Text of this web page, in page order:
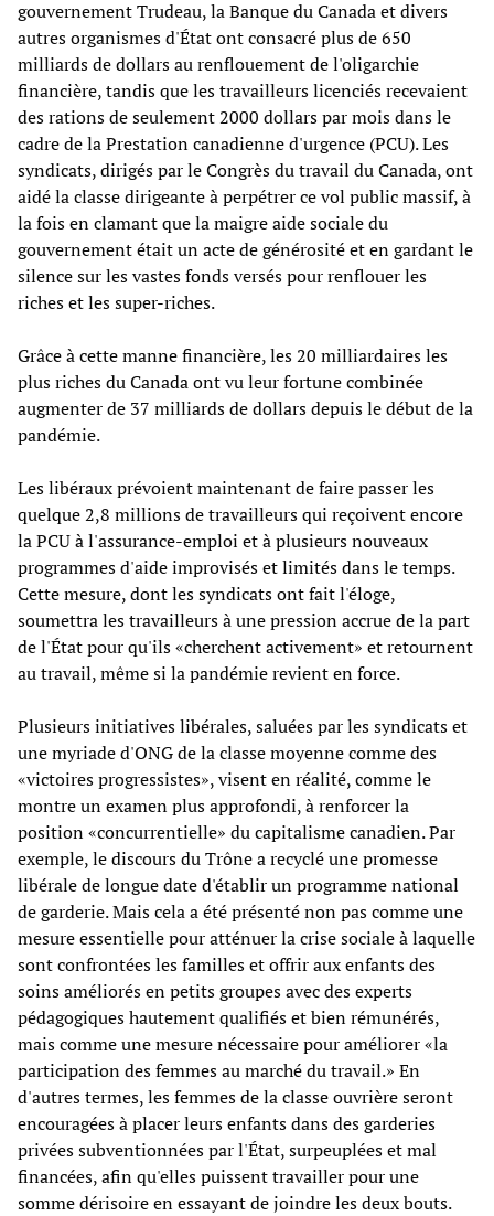
gouvernement Trudeau, la Banque du Canada et divers
autres organismes d'État ont consacré plus de 650
milliards de dollars au renflouement de l'oligarchie
financière, tandis que les travailleurs licenciés recevaient
des rations de seulement 2000 dollars par mois dans le
cadre de la Prestation canadienne d'urgence (PCU). Les
syndicats, dirigés par le Congrès du travail du Canada, ont
aidé la classe dirigeante à perpétrer ce vol public massif, à
la fois en clamant que la maigre aide sociale du
gouvernement était un acte de générosité et en gardant le
silence sur les vastes fonds versés pour renflouer les
riches et les super-riches.
Grâce à cette manne financière, les 20 milliardaires les
plus riches du Canada ont vu leur fortune combinée
augmenter de 37 milliards de dollars depuis le début de la
pandémie.
Les libéraux prévoient maintenant de faire passer les
quelque 2,8 millions de travailleurs qui reçoivent encore
la PCU à l'assurance-emploi et à plusieurs nouveaux
programmes d'aide improvisés et limités dans le temps.
Cette mesure, dont les syndicats ont fait l'éloge,
soumettra les travailleurs à une pression accrue de la part
de l'État pour qu'ils «cherchent activement» et retournent
au travail, même si la pandémie revient en force.
Plusieurs initiatives libérales, saluées par les syndicats et
une myriade d'ONG de la classe moyenne comme des
«victoires progressistes», visent en réalité, comme le
montre un examen plus approfondi, à renforcer la
position «concurrentielle» du capitalisme canadien. Par
exemple, le discours du Trône a recyclé une promesse
libérale de longue date d'établir un programme national
de garderie. Mais cela a été présenté non pas comme une
mesure essentielle pour atténuer la crise sociale à laquelle
sont confrontées les familles et offrir aux enfants des
soins améliorés en petits groupes avec des experts
pédagogiques hautement qualifiés et bien rémunérés,
mais comme une mesure nécessaire pour améliorer «la
participation des femmes au marché du travail.» En
d'autres termes, les femmes de la classe ouvrière seront
encouragées à placer leurs enfants dans des garderies
privées subventionnées par l'État, surpeuplées et mal
financées, afin qu'elles puissent travailler pour une
somme dérisoire en essayant de joindre les deux bouts.